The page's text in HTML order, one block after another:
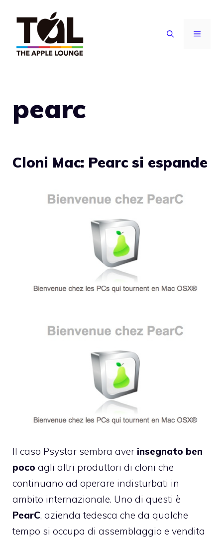
contenuto
MENU
pearc
Cloni Mac: Pearc si espande
Il caso Psystar sembra aver insegnato ben
poco agli altri produttori di cloni che
continuano ad operare indisturbati in
ambito internazionale. Uno di questi è
PearC, azienda tedesca che da qualche
tempo si occupa di assemblaggio e vendita